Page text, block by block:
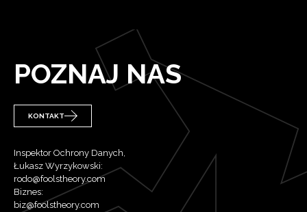
POZNAJ NAS
KONTAKT
Inspektor Ochrony Danych,
Łukasz Wyrzykowski:
rodo@foolstheory.com
Biznes:
biz@foolstheory.com